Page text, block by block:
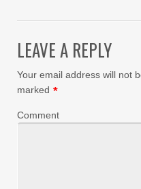
LEAVE A REPLY
Your email address will not
marked *
Comment